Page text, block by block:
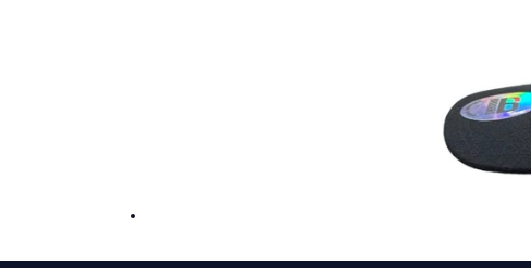
média